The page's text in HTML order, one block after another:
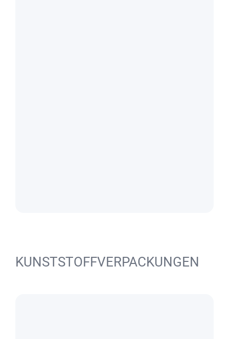
KUNSTSTOFFVERPACKUNGEN